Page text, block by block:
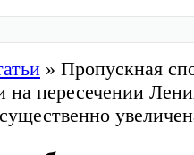
» Пропускная
на пересечении